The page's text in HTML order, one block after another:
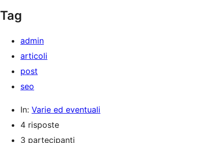
Tag
admin
articoli
post
seo
In: Varie ed eventuali
4 risposte
3 partecipanti